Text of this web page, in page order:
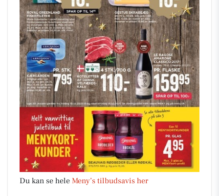
Du kan se hele Meny’s tilbudsavis her